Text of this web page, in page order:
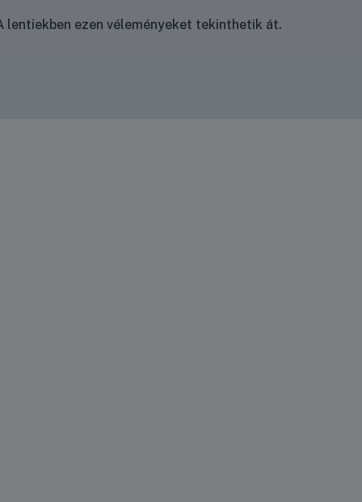
lentiekben ezen véleményeket tekinthetik át.